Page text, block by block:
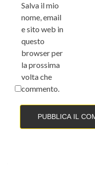
Salva il mio
nome, email
e sito web in
questo
browser per
la prossima
volta che
commento.